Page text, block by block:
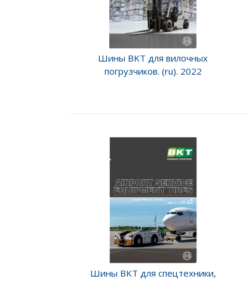
Шины BKT для вилочных
погрузчиков. (ru). 2022
Шины BKT для спецтехники,